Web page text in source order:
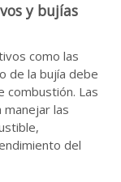
y bujías
como las
de la bujía debe
combustión. Las
las
del